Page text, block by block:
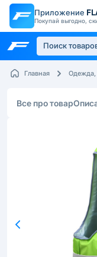
Приложение
Покупай выгодно,
Главная Одежда,
Все про товар